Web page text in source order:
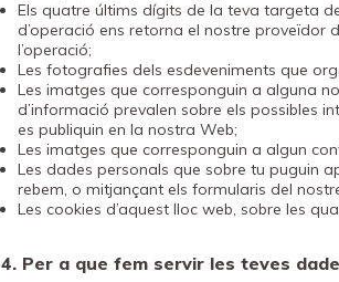
Els quatre últims dígits de la teva targeta
d’operació ens retorna el nostre proveïdor
l’operació;
Les fotografies dels esdeveniments que
Les imatges que corresponguin a alguna
d’informació prevalen sobre els possibles
es publiquin en la nostra Web;
Les imatges que corresponguin a algun
Les dades personals que sobre tu puguin
rebem, o mitjançant els formularis del
Les cookies d’aquest lloc web, sobre les
4. Per a que fem servir les teves